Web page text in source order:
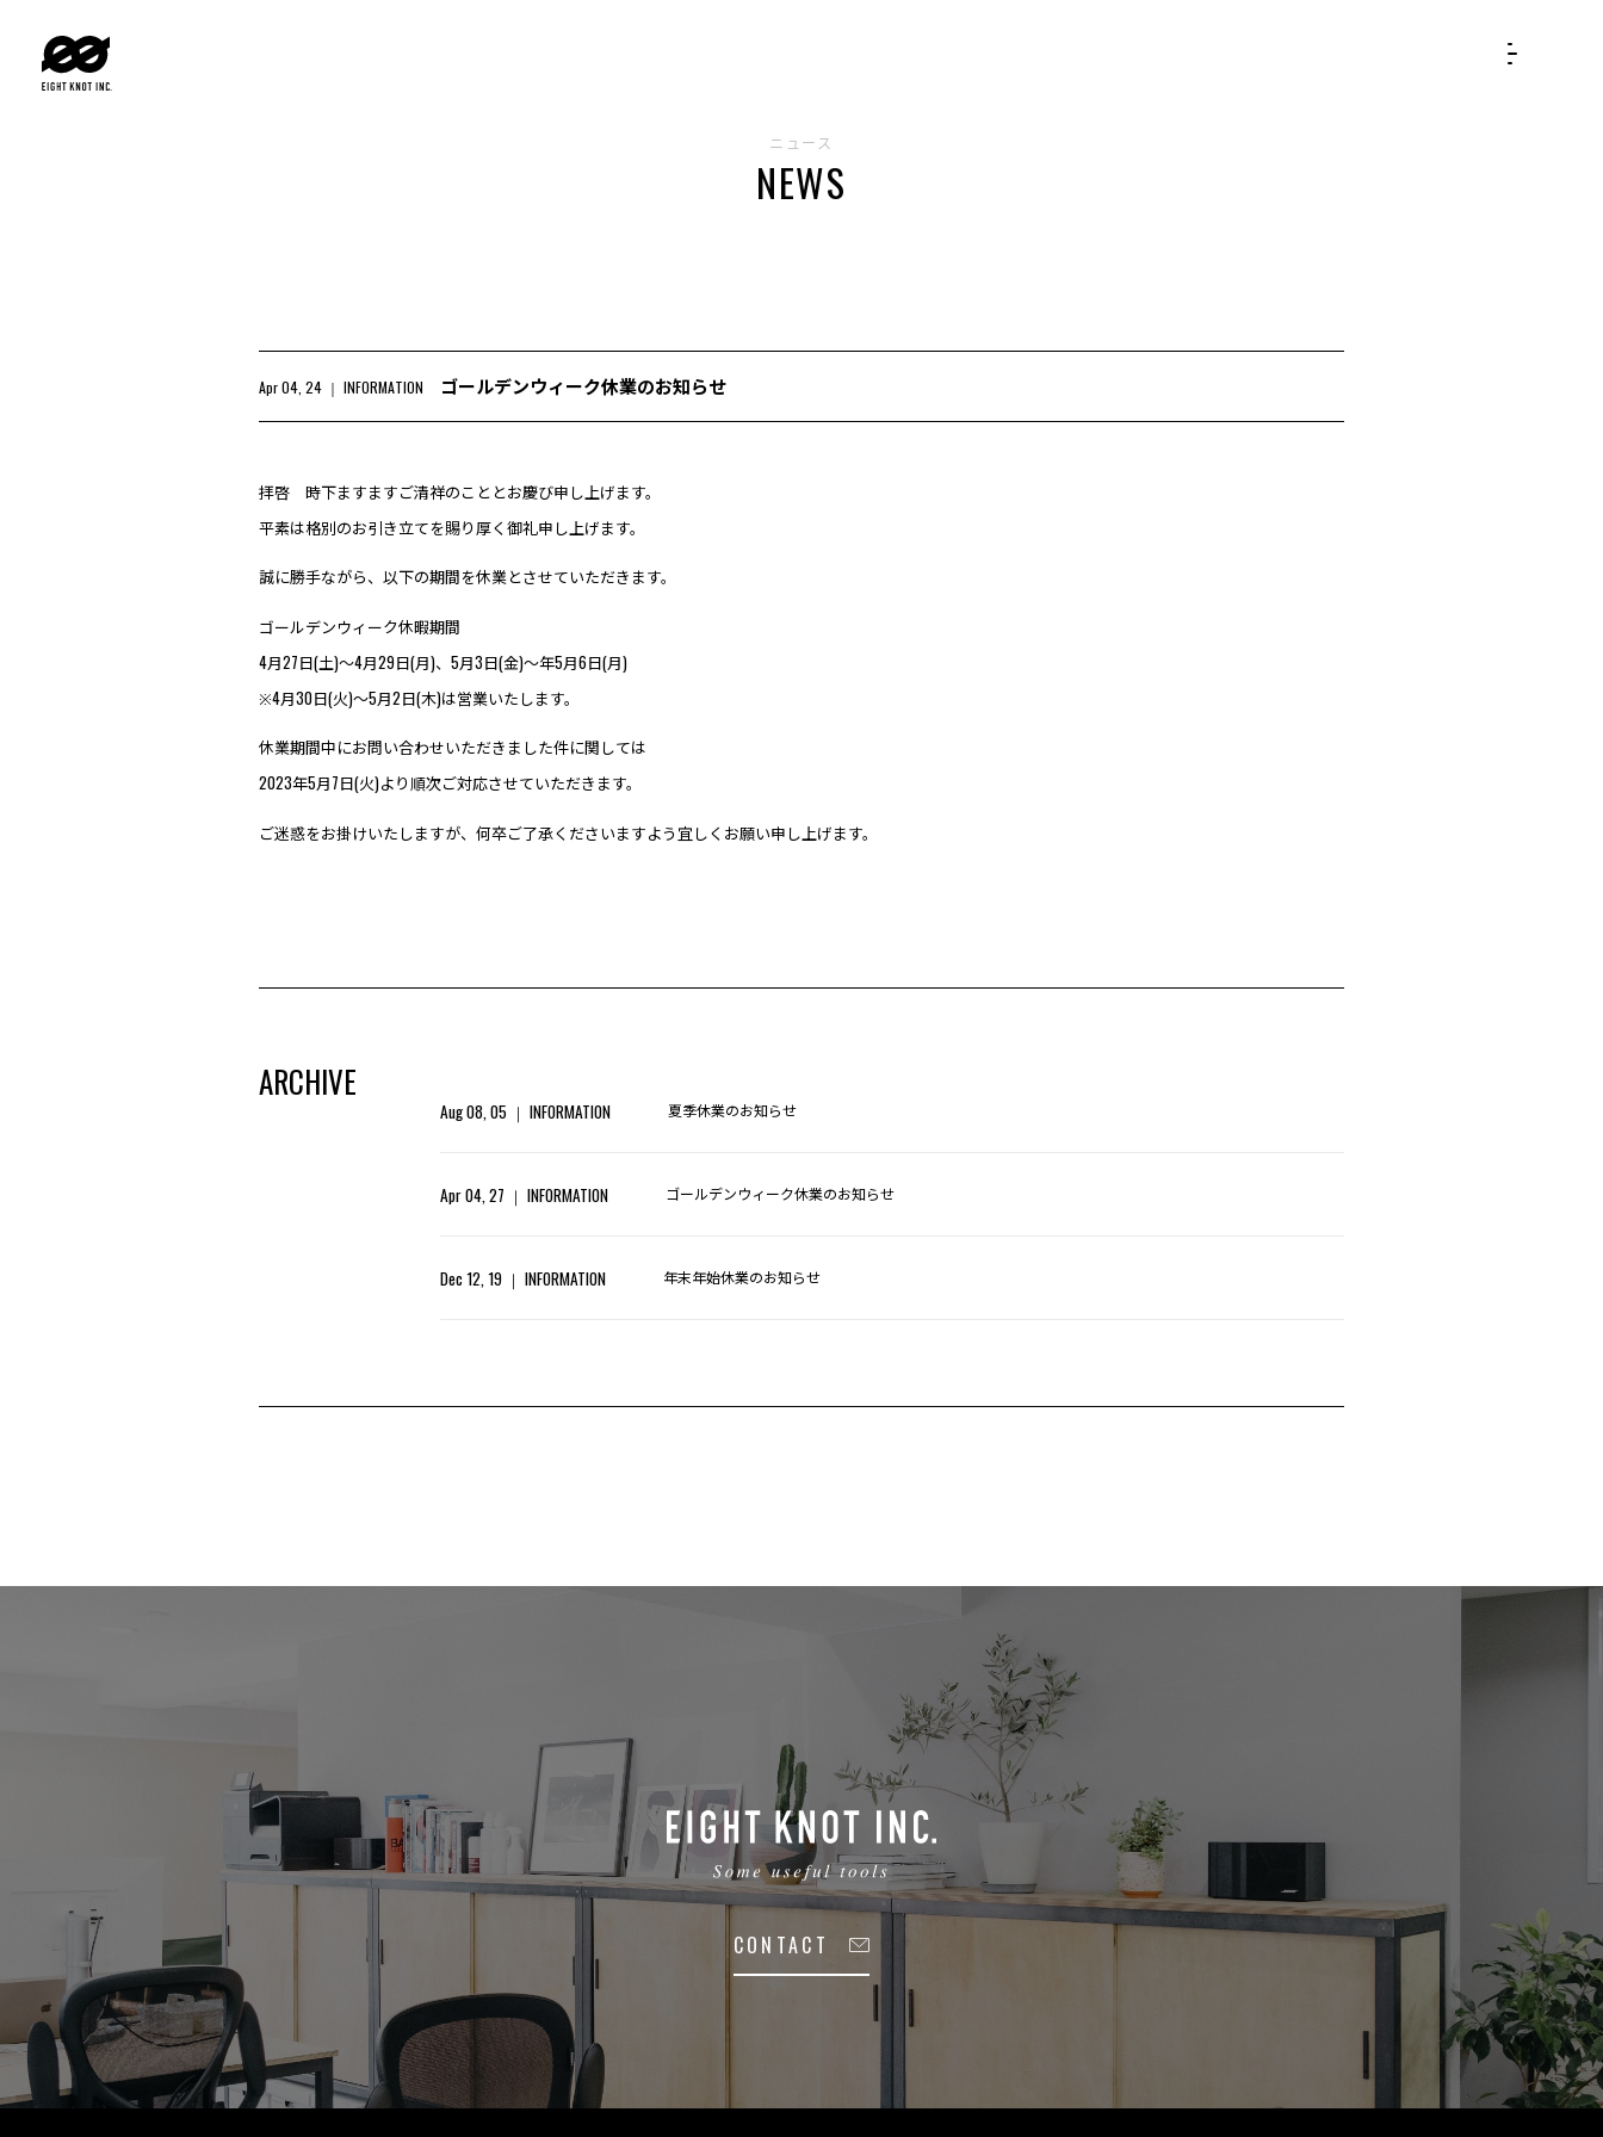
ニュース
NEWS
Apr 04, 24 INFORMATION ゴールデンウィーク休業のお知らせ
拝啓 時下ますますご清祥のこととお慶び申し上げます。
平素は格別のお引き立てを賜り厚く御礼申し上げます。
誠に勝手ながら、以下の期間を休業とさせていただきます。
ゴールデンウィーク休暇期間
4月27日(土)～4月29日(月)、5月3日(金)〜年5月6日(月)
※4月30日(火)〜5月2日(木)は営業いたします。
休業期間中にお問い合わせいただきました件に関しては
2023年5月7日(火)より順次ご対応させていただきます。
ご迷惑をお掛けいたしますが、何卒ご了承くださいますよう宜しくお願い申し上げます。
ARCHIVE
Aug 08, 05 INFORMATION 夏季休業のお知らせ
Apr 04, 27 INFORMATION ゴールデンウィーク休業のお知らせ
Dec 12, 19 INFORMATION 年末年始休業のお知らせ
CONTACT